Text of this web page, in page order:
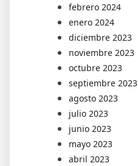
febrero 2024
enero 2024
diciembre 2023
noviembre 2023
octubre 2023
septiembre 2023
agosto 2023
julio 2023
junio 2023
mayo 2023
abril 2023